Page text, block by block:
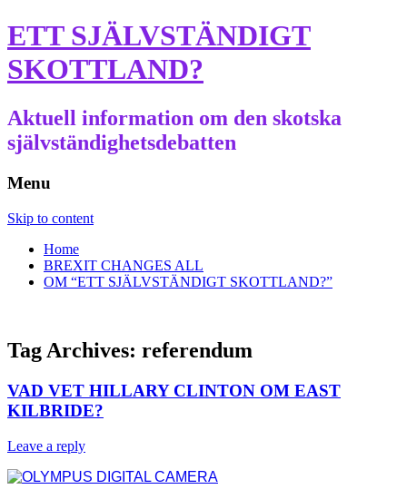
ETT SJÄLVSTÄNDIGT
SKOTTLAND?
Aktuell information om den skotska
självständighetsdebatten
Menu
Skip to content
Home
BREXIT CHANGES ALL
OM “ETT SJÄLVSTÄNDIGT SKOTTLAND?”
Tag Archives: referendum
VAD VET HILLARY CLINTON OM EAST
KILBRIDE?
Leave a reply